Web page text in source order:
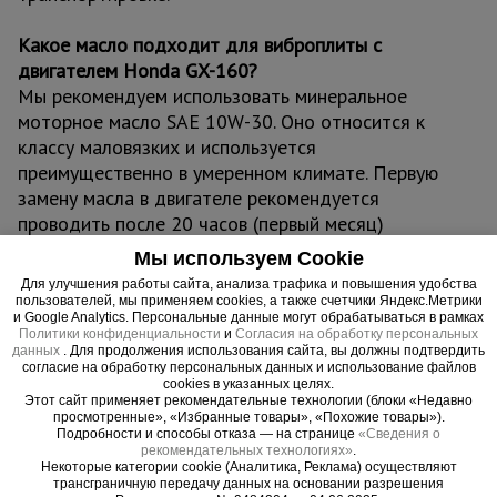
Какое масло подходит для виброплиты с
двигателем Honda GX-160?
Мы рекомендуем использовать минеральное
моторное масло SAE 10W-30. Оно относится к
классу маловязких и используется
преимущественно в умеренном климате. Первую
замену масла в двигателе рекомендуется
проводить после 20 часов (первый месяц)
суммарной работы. Дальнейшее обслуживание и
замена масла должны проводиться после
каждых 100 часов (6 месяцев) эксплуатации.
Важно!
Проверяйте уровень масла перед каждым
использованием - недостаточное количество или
его отсутствие может привести к
неисправностям.
Мы используем Cookie
Для улучшения работы сайта, анализа трафика и повышения удобства
пользователей, мы применяем cookies, а также счетчики Яндекс.Метрики
и Google Analytics. Персональные данные могут обрабатываться в рамках
Политики конфиденциальности и Согласия на обработку персональных
данных
. Для продолжения использования сайта, вы должны подтвердить
согласие на обработку персональных данных и использование файлов
cookies в указанных целях.
Этот сайт применяет рекомендательные технологии (блоки «Недавно
просмотренные», «Избранные товары», «Похожие товары»).
Подробности и способы отказа — на странице «Сведения о
рекомендательных технологиях»
Некоторые категории cookie (Аналитика, Реклама) осуществляют
трансграничную передачу данных на основании разрешения